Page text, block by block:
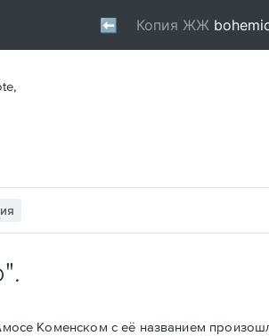
Коменском с её названием